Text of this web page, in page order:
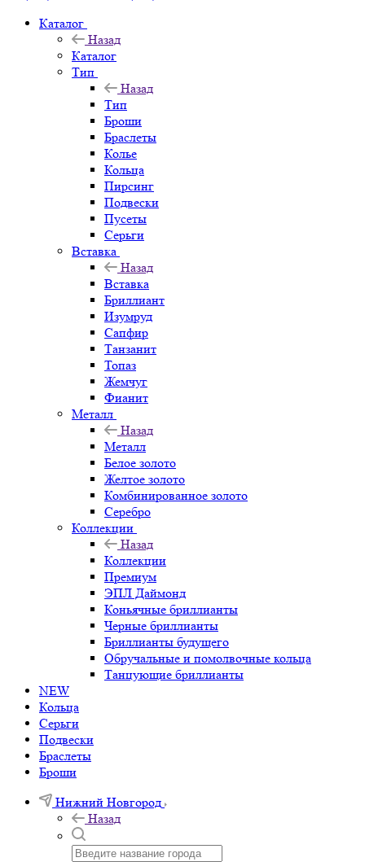
Каталог
Назад
Каталог
Тип
Назад
Тип
Броши
Браслеты
Колье
Кольца
Пирсинг
Подвески
Пусеты
Серьги
Вставка
Назад
Вставка
Бриллиант
Изумруд
Сапфир
Танзанит
Топаз
Жемчуг
Фианит
Металл
Назад
Металл
Белое золото
Желтое золото
Комбинированное золото
Серебро
Коллекции
Назад
Коллекции
Премиум
ЭПЛ Даймонд
Коньячные бриллианты
Черные бриллианты
Бриллианты будущего
Обручальные и помолвочные кольца
Танцующие бриллианты
NEW
Кольца
Серьги
Подвески
Браслеты
Броши
Нижний Новгород
Назад